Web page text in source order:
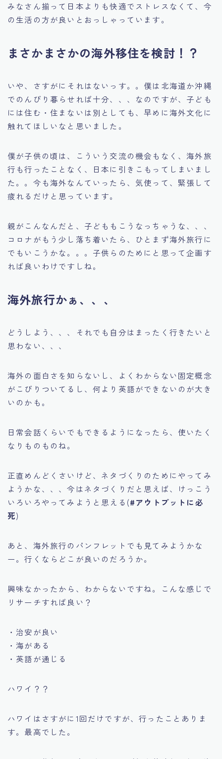
みなさん揃って日本よりも快適でストレスなくて、今
の生活の方が良いとおっしゃっています。
まさかまさかの海外移住を検討！？
いや、さすがにそれはないっす。。僕は北海道か沖縄
でのんびり暮らせれば十分、、、なのですが、子ども
には住む・住まないは別としても、早めに海外文化に
触れてほしいなと思いました。
僕が子供の頃は、こういう交流の機会もなく、海外旅
行も行ったことなく、日本に引きこもってしまいまし
た。。今も海外なんていったら、気使って、緊張して
疲れるだけと思っています。
親がこんなんだと、子どももこうなっちゃうな、、、
コロナがもう少し落ち着いたら、ひとまず海外旅行に
でもいこうかな。。。子供らのためにと思って企画す
れば良いわけですしね。
海外旅行かぁ、、、
どうしよう、、、それでも自分はまったく行きたいと
思わない、、、
海外の面白さを知らないし、よくわからない固定概念
がこびりついてるし、何より英語ができないのが大き
いのかも。
日常会話くらいでもできるようになったら、使いたく
なりものものね。
正直めんどくさいけど、ネタづくりのためにやってみ
ようかな、、、今はネタづくりだと思えば、けっこう
いろいろやってみようと思える(#アウトプットに必
死)
あと、海外旅行のパンフレットでも見てみようかな
ー。行くならどこが良いのだろうか。
興味なかったから、わからないですね。こんな感じで
リサーチすれば良い？
・治安が良い
・海がある
・英語が通じる
ハワイ？？
ハワイはさすがに1回だけですが、行ったことありま
す。最高でした。